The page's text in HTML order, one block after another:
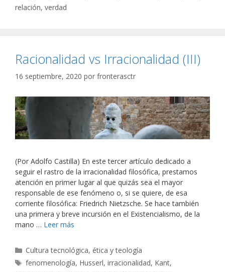
relación, verdad
Racionalidad vs Irracionalidad (III)
16 septiembre, 2020 por fronterasctr
(Por Adolfo Castilla) En este tercer artículo dedicado a
seguir el rastro de la irracionalidad filosófica, prestamos
atención en primer lugar al que quizás sea el mayor
responsable de ese fenómeno o, si se quiere, de esa
corriente filosófica: Friedrich Nietzsche. Se hace también
una primera y breve incursión en el Existencialismo, de la
mano … Leer más
Categorías
Cultura tecnológica, ética y teología
Etiquetas
fenomenología, Husserl,irracionalidad, Kant,